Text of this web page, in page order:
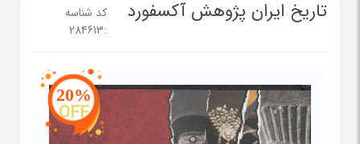
تاریخ ایران پژوهش آکسفورد
کد شناسه
:
284613
20%
OFF